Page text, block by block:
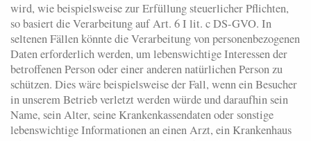
wird, wie beispielsweise zur Erfüllung steuerlicher Pflichten,
so basiert die Verarbeitung auf Art. 6 I lit. c DS-GVO. In
seltenen Fällen könnte die Verarbeitung von personenbezogenen
Daten erforderlich werden, um lebenswichtige Interessen der
betroffenen Person oder einer anderen natürlichen Person zu
schützen. Dies wäre beispielsweise der Fall, wenn ein Besucher
in unserem Betrieb verletzt werden würde und daraufhin sein
Name, sein Alter, seine Krankenkassendaten oder sonstige
lebenswichtige Informationen an einen Arzt, ein Krankenhaus